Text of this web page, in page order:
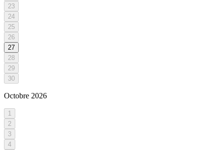
23
24
25
26
27
28
29
30
Octobre 2026
1
2
3
4